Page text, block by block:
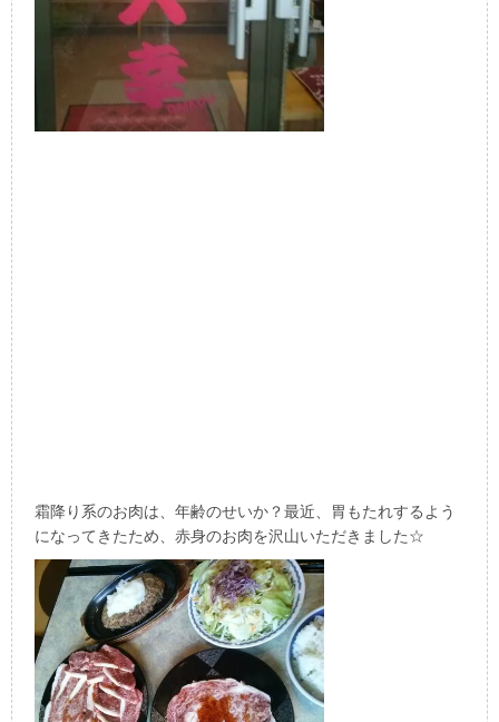
霜降り系のお肉は、年齢のせいか？最近、胃もたれするよう
になってきたため、赤身のお肉を沢山いただきました☆